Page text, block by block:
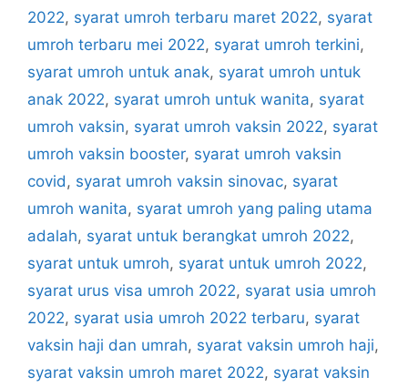
2022, syarat umroh terbaru maret 2022, syarat
umroh terbaru mei 2022, syarat umroh terkini,
syarat umroh untuk anak, syarat umroh untuk
anak 2022, syarat umroh untuk wanita, syarat
umroh vaksin, syarat umroh vaksin 2022, syarat
umroh vaksin booster, syarat umroh vaksin
covid , syarat umroh vaksin sinovac, syarat
umroh wanita, syarat umroh yang paling utama
adalah, syarat untuk berangkat umroh 2022,
syarat untuk umroh, syarat untuk umroh 2022,
syarat urus visa umroh 2022, syarat usia umroh
2022, syarat usia umroh 2022 terbaru, syarat
vaksin haji dan umrah, syarat vaksin umroh haji,
syarat vaksin umroh maret 2022, syarat vaksin